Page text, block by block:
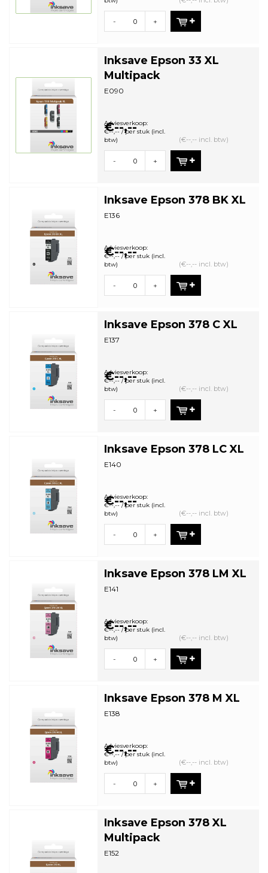
- +
Inksave Epson 33 XL
Multipack
E090
€--,--
Adviesverkoop:
€--,-- / per stuk (incl.
btw)
(€--,-- incl. btw)
- +
Inksave Epson 378 BK XL
E136
€--,--
Adviesverkoop:
€--,-- / per stuk (incl.
btw)
(€--,-- incl. btw)
- +
Inksave Epson 378 C XL
E137
€--,--
Adviesverkoop:
€--,-- / per stuk (incl.
btw)
(€--,-- incl. btw)
- +
Inksave Epson 378 LC XL
E140
€--,--
Adviesverkoop:
€--,-- / per stuk (incl.
btw)
(€--,-- incl. btw)
- +
Inksave Epson 378 LM XL
E141
€--,--
Adviesverkoop:
€--,-- / per stuk (incl.
btw)
(€--,-- incl. btw)
- +
Inksave Epson 378 M XL
E138
€--,--
Adviesverkoop:
€--,-- / per stuk (incl.
btw)
(€--,-- incl. btw)
- +
Inksave Epson 378 XL
Multipack
E152